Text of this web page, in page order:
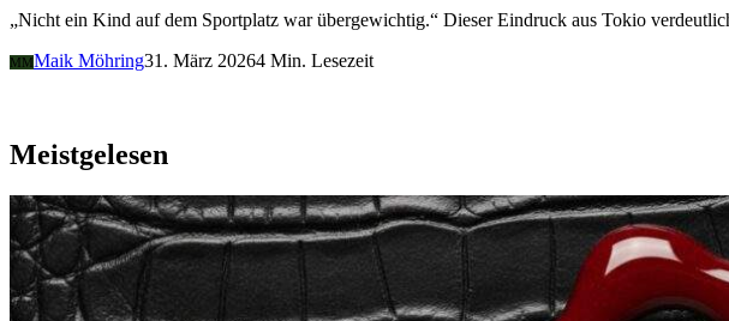
„Nicht ein Kind auf dem Sportplatz war übergewichtig.“ Dieser Eindruck aus Tokio
MM Maik Möhring31. März 20264 Min. Lesezeit
Meistgelesen